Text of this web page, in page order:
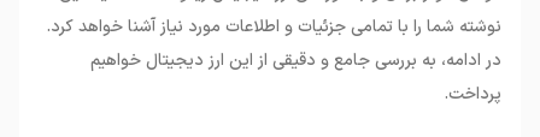
نوشته شما را با تمامی جزئیات و اطلاعات مورد نیاز آشنا خواهد کرد.
در ادامه، به بررسی جامع و دقیقی از این ارز دیجیتال خواهیم
پرداخت.